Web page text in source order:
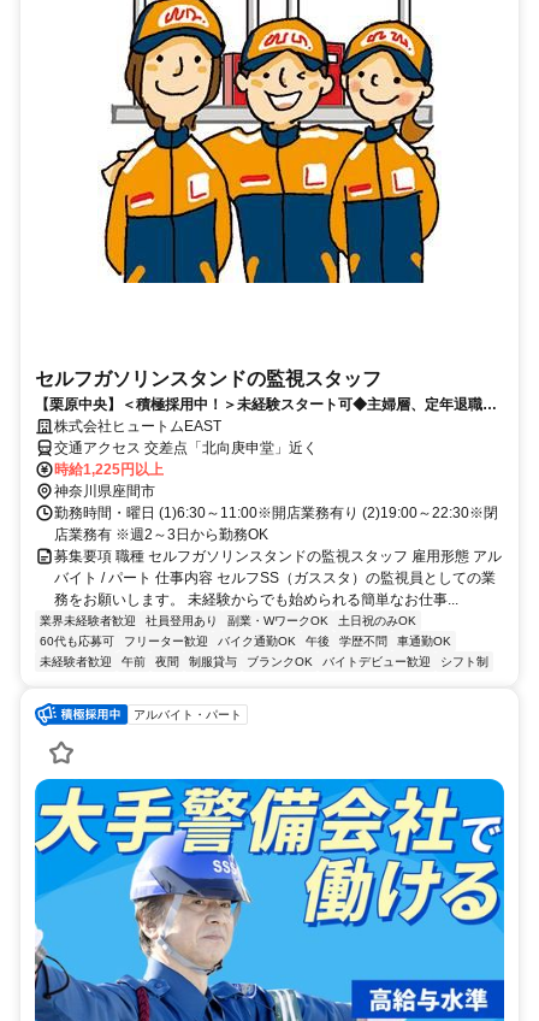
セルフガソリンスタンドの監視スタッフ
【栗原中央】＜積極採用中！＞未経験スタート可◆主婦層、定年退職さ
れた方等幅広く活躍中！◆ＷワークOK
株式会社ヒュートムEAST
交通アクセス 交差点「北向庚申堂」近く
時給1,225円以上
神奈川県座間市
勤務時間・曜日 (1)6:30～11:00※開店業務有り (2)19:00～22:30※閉
店業務有 ※週2～3日から勤務OK
募集要項 職種 セルフガソリンスタンドの監視スタッフ 雇用形態 アル
バイト / パート 仕事内容 セルフSS（ガススタ）の監視員としての業
務をお願いします。 未経験からでも始められる簡単なお仕事...
業界未経験者歓迎 社員登用あり 副業・WワークOK
土日祝のみOK
60代も応募可
フリーター歓迎 バイク通勤OK 午後 学歴不問
車通勤OK
未経験者歓迎
午前 夜間 制服貸与 ブランクOK バイトデビュー歓迎 シフト制
アルバイト・パート